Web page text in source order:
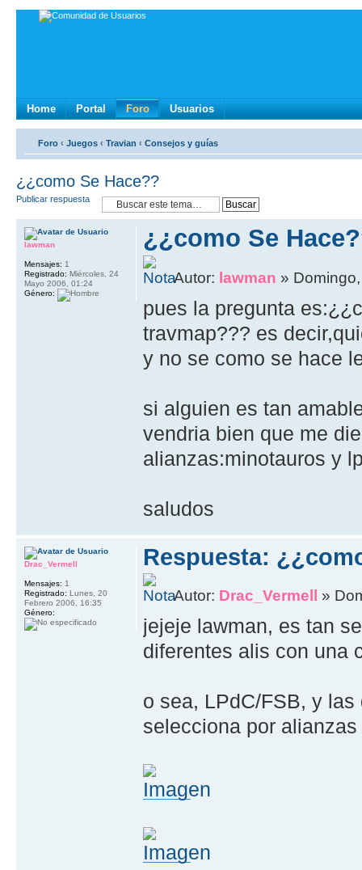
Home Portal Foro Usuarios
Foro ‹ Juegos ‹ Travian ‹ Consejos y guías
¿¿como Se Hace??
Publicar respuesta
¿¿como Se
Autor: lawman »
pues la pregunta
travmap??? es
y no se como se hace
si alguien es tan
vendria bien que me
alianzas:minotauros y
saludos
lawman
Mensajes: 1
Registrado: Miércoles, 24
Mayo 2006, 01:24
Género:
Respuesta:
Autor: Drac_Vermell »
jejeje lawman, es tan
diferentes alis con una
o sea, LPdC/FSB, y
selecciona por
Drac_Vermell
Mensajes: 1
Registrado: Lunes, 20
Febrero 2006, 16:35
Género: